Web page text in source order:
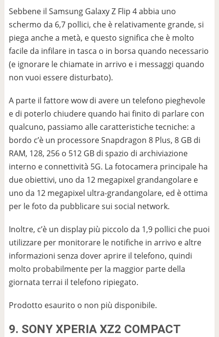
Sebbene il Samsung Galaxy Z Flip 4 abbia uno
schermo da 6,7 pollici, che è relativamente grande, si
piega anche a metà, e questo significa che è molto
facile da infilare in tasca o in borsa quando necessario
(e ignorare le chiamate in arrivo e i messaggi quando
non vuoi essere disturbato).
A parte il fattore wow di avere un telefono pieghevole
e di poterlo chiudere quando hai finito di parlare con
qualcuno, passiamo alle caratteristiche tecniche: a
bordo c’è un processore Snapdragon 8 Plus, 8 GB di
RAM, 128, 256 o 512 GB di spazio di archiviazione
interno e connettività 5G. La fotocamera principale ha
due obiettivi, uno da 12 megapixel grandangolare e
uno da 12 megapixel ultra-grandangolare, ed è ottima
per le foto da pubblicare sui social network.
Inoltre, c’è un display più piccolo da 1,9 pollici che puoi
utilizzare per monitorare le notifiche in arrivo e altre
informazioni senza dover aprire il telefono, quindi
molto probabilmente per la maggior parte della
giornata terrai il telefono ripiegato.
Prodotto esaurito o non più disponibile.
9. SONY XPERIA XZ2 COMPACT